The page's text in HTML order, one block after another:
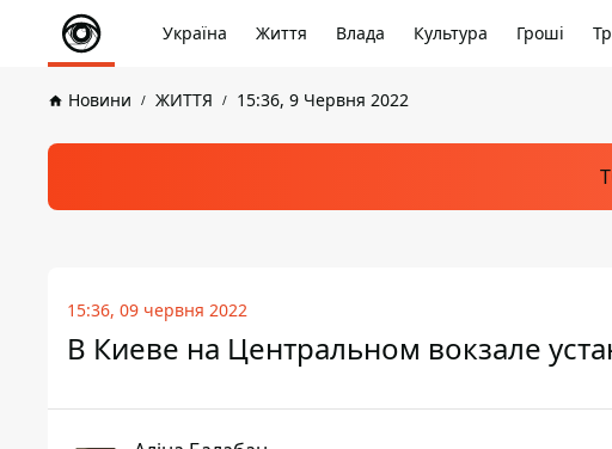
Україна Життя Влада Культура Гроші
Новини ЖИТТЯ 15:36, 9 Червня 2022
15:36, 09 червня 2022
В Киеве на Центральном вокзале